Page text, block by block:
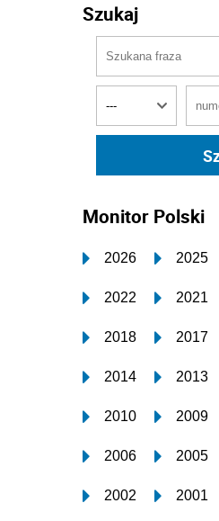
Szukaj
Monitor Polski
2026 2025
2022 2021
2018 2017
2014 2013
2010 2009
2006 2005
2002 2001